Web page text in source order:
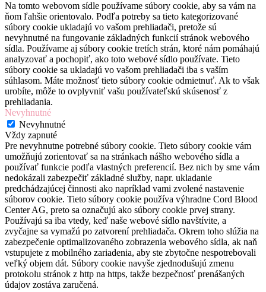
Na tomto webovom sídle používame súbory cookie, aby sa vám na
ňom ľahšie orientovalo. Podľa potreby sa tieto kategorizované
súbory cookie ukladajú vo vašom prehliadači, pretože sú
nevyhnutné na fungovanie základných funkcií stránok webového
sídla. Používame aj súbory cookie tretích strán, ktoré nám pomáhajú
analyzovať a pochopiť, ako toto webové sídlo používate. Tieto
súbory cookie sa ukladajú vo vašom prehliadači iba s vaším
súhlasom. Máte možnosť tieto súbory cookie odmietnuť. Ak to však
urobíte, môže to ovplyvniť vašu používateľskú skúsenosť z
prehliadania.
Nevyhnutné
Nevyhnutné
Vždy zapnuté
Pre nevyhnutne potrebné súbory cookie. Tieto súbory cookie vám
umožňujú zorientovať sa na stránkach nášho webového sídla a
používať funkcie podľa vlastných preferencií. Bez nich by sme vám
nedokázali zabezpečiť základné služby, napr. ukladanie
predchádzajúcej činnosti ako napríklad vami zvolené nastavenie
súborov cookie. Tieto súbory cookie používa výhradne Cord Blood
Center AG, preto sa označujú ako súbory cookie prvej strany.
Používajú sa iba vtedy, keď naše webové sídlo navštívite, a
zvyčajne sa vymažú po zatvorení prehliadača. Okrem toho slúžia na
zabezpečenie optimalizovaného zobrazenia webového sídla, ak naň
vstupujete z mobilného zariadenia, aby ste zbytočne nespotrebovali
veľký objem dát. Súbory cookie navyše zjednodušujú zmenu
protokolu stránok z http na https, takže bezpečnosť prenášaných
údajov zostáva zaručená.